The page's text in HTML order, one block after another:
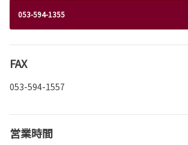
053-594-1355
FAX
053-594-1557
営業時間